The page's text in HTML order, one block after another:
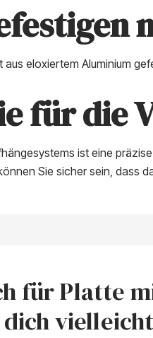
eloxiertem Aluminium
für die
ist eine
Sie sicher sein, dass
für Platte